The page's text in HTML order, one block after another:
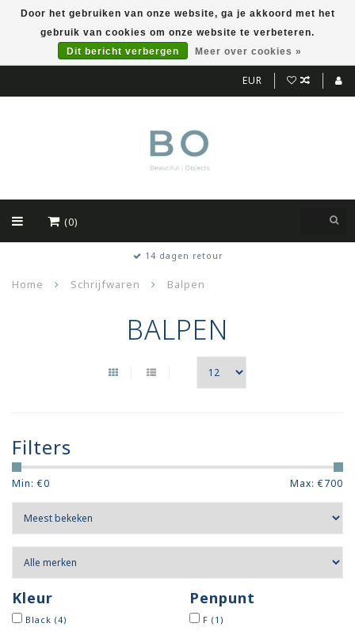
EUR
(0)
Kwalitatieve producten
Home Schrijfwaren Balpen
BALPEN
Filters
Min: €0 Max: €700
Kleur
Black (4)
Penpunt
F (1)
Door het gebruiken van onze website, ga je akkoord met het
gebruik van cookies om onze website te verbeteren.
Dit bericht verbergen
Meer over cookies »